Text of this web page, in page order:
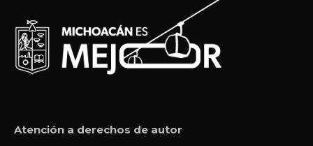
Atención a derechos de autor